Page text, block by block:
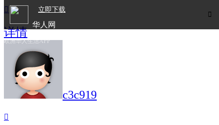

立即下载
华人网
欧洲华人生活APP

详情
c3c919
